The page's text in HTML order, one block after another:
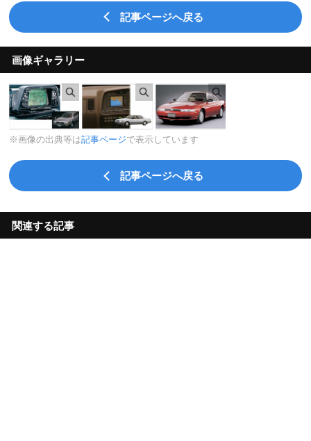
記事ページへ戻る
画像ギャラリー
※画像の出典等は記事ページで表示しています
記事ページへ戻る
関連する記事